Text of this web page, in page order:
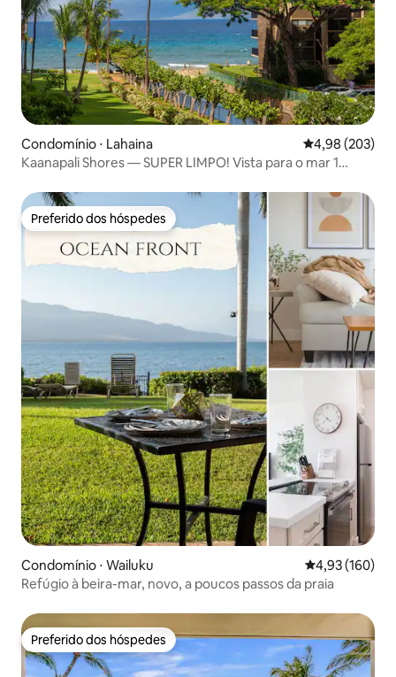
Condomínio ⋅ Lahaina 4,98 de uma
4,98 (203)
Kaanapali Shores — SUPER LIMPO! Vista para o mar 1
Preferido dos hóspedes
Preferido dos hóspedes
Condomínio ⋅ Wailuku 4,93 de uma
4,93 (160)
Refúgio à beira-mar, novo, a poucos passos da praia
Preferido dos hóspedes
Preferido dos hóspedes